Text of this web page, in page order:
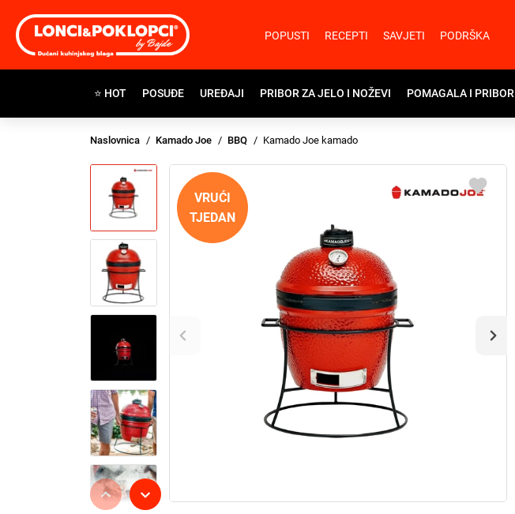
POPUSTI RECEPTI SAVJETI PODRŠKA
⭐ HOT POSUĐE UREĐAJI PRIBOR ZA JELO I NOŽEVI POMAGALA I PRIBOR
Naslovnica Kamado Joe BBQ Kamado Joe kamado
VRUĆI
TJEDAN